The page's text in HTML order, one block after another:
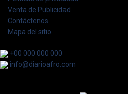
Venta de Publicidad
Contáctenos
Mapa del sitio
+00 000 000 000
info@diarioafro.com